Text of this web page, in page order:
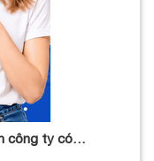
công ty có…